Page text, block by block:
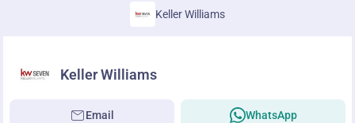
Keller Williams
Keller Williams
Email WhatsApp